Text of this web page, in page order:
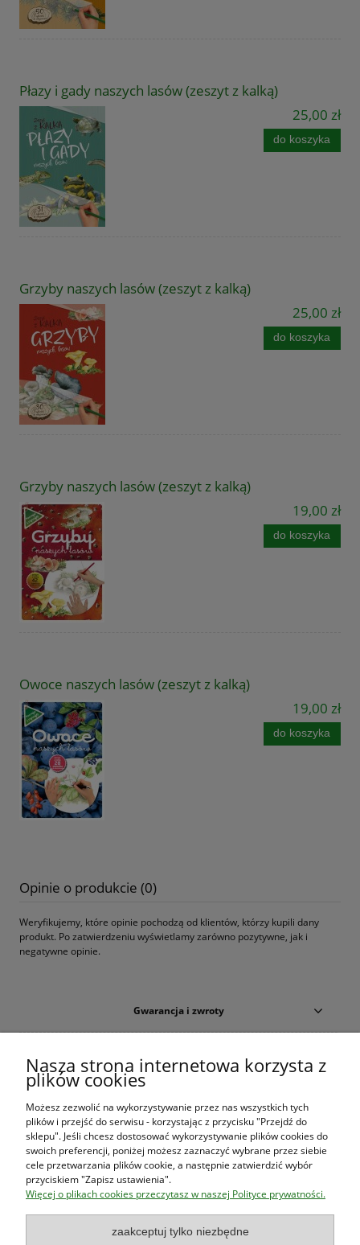
Płazy i gady naszych lasów (zeszyt z kalką)
25,00 zł
do koszyka
Grzyby naszych lasów (zeszyt z kalką)
25,00 zł
do koszyka
Grzyby naszych lasów (zeszyt z kalką)
19,00 zł
do koszyka
Owoce naszych lasów (zeszyt z kalką)
19,00 zł
do koszyka
Opinie o produkcie (0)
Weryfikujemy, które opinie pochodzą od klientów, którzy kupili dany
produkt. Po zatwierdzeniu wyświetlamy zarówno pozytywne, jak i
negatywne opinie.
Gwarancja i zwroty
O firmie
Księgarnia Las Książek www.lasksiazek.pl| Aleje Jerozolimskie
53 (p. 2, lok. 212)| 00-697 Warszawa | 22 290 23 47 | Serdecznie
zapraszamy!
jest czynna od poniedziałku do piątku w godzinach
Nasza strona internetowa korzysta z
plików cookies
Możesz zezwolić na wykorzystywanie przez nas wszystkich tych
plików i przejść do serwisu - korzystając z przycisku "Przejdź do
sklepu". Jeśli chcesz dostosować wykorzystywanie plików cookies do
swoich preferencji, poniżej możesz zaznaczyć wybrane przez siebie
cele przetwarzania plików cookie, a następnie zatwierdzić wybór
przyciskiem "Zapisz ustawienia".
Więcej o plikach cookies przeczytasz w naszej Polityce prywatności.
zaakceptuj tylko niezbędne